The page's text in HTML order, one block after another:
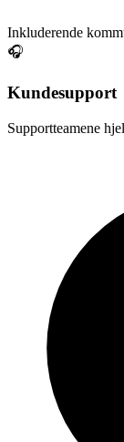
Inkluderende
🎧
Kundesupport
Supportteamene